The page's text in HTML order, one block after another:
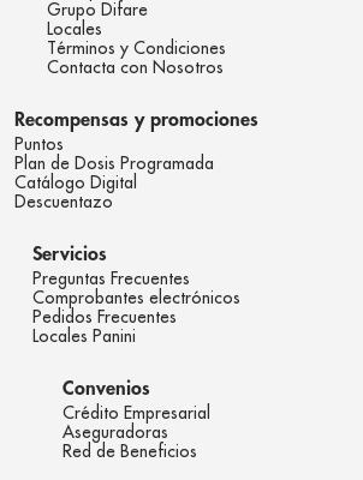
Grupo Difare
Locales
Términos y Condiciones
Contacta con Nosotros
Recompensas y promociones
Puntos
Plan de Dosis Programada
Catálogo Digital
Descuentazo
Servicios
Preguntas Frecuentes
Comprobantes electrónicos
Pedidos Frecuentes
Locales Panini
Convenios
Crédito Empresarial
Aseguradoras
Red de Beneficios